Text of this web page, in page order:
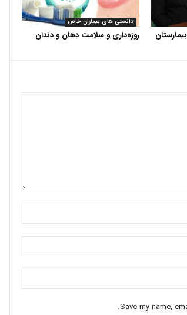
دانستی های بیماران خاص
روزه‌داری و سلامت دهان و دندان
Save my name,